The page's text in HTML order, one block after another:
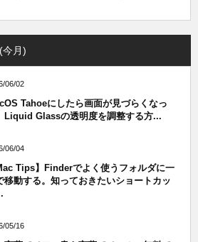
今月)
06/02
Tahoeにしたら画面が見づらくなっ
Liquid Glassの透明度を調整する方...
06/04
Tips】Finderでよく使うフォルダに一
移動する。知っておきたいショートカッ
05/16